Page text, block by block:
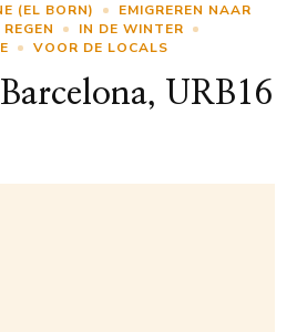
(EL BORN)
EMIGREREN NAAR
IN DE WINTER
VOOR DE LOCALS
URB16